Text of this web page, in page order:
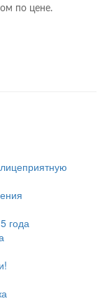
по цене.
года